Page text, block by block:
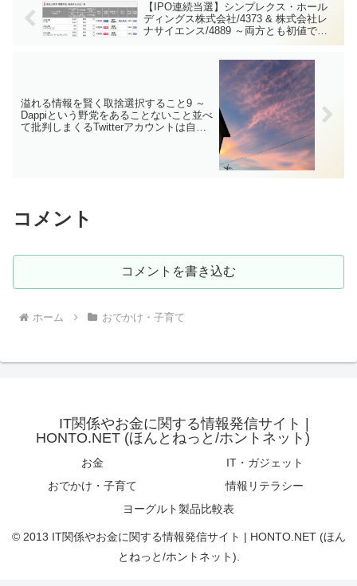
【IPO連続当選】シンプレクス・ホール
ディングス株式会社/4373 & 株式会社レ
ナサイエンス/4889 ～両方とも初値で売
却して利益が出たけど、レナサイエンス
溢れる情報を賢く取捨選択すること9 ～
Dappiという野党をあることないこと並べ
て批判しまくるTwitterアカウントは自民
コメント
コメントを書き込む
ホーム おでかけ・子育て
IT関係やお金に関する情報発信サイト |
HONTO.NET (ほんとねっと/ホントネット)
お金
IT・ガジェット
おでかけ・子育て
情報リテラシー
ヨーグルト製品比較表
© 2013 IT関係やお金に関する情報発信サイト | HONTO.NET (ほん
とねっと/ホントネット).